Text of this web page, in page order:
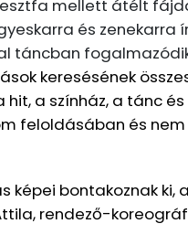
mellett átélt
és
táncban
keresésének
a színház, a tánc
feloldásában és
képei bontakoznak ki,
rendező-